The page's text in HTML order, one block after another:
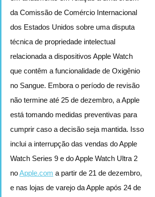
da Comissão de Comércio Internacional
dos Estados Unidos sobre uma disputa
técnica de propriedade intelectual
relacionada a dispositivos Apple Watch
que contêm a funcionalidade de Oxigênio
no Sangue. Embora o período de revisão
não termine até 25 de dezembro, a Apple
está tomando medidas preventivas para
cumprir caso a decisão seja mantida. Isso
inclui a interrupção das vendas do Apple
Watch Series 9 e do Apple Watch Ultra 2
no Apple.com a partir de 21 de dezembro,
e nas lojas de varejo da Apple após 24 de